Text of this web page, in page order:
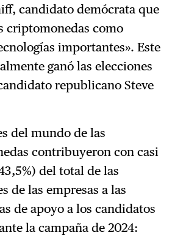
candidato demócrata que
criptomonedas como
importantes». Este
ganó las elecciones
republicano Steve
del mundo de las
contribuyeron con casi
del total de las
de las empresas a las
de apoyo a los candidatos
la campaña de 2024: